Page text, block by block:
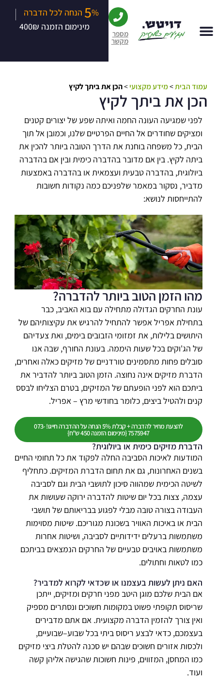
מספר
מקשר
5% הנחה לכל הדברה |
מינימום הזמנה 400₪
עמוד הבית>מידע מקצועי>הכן את ביתך לקיץ
הכן את ביתך לקיץ
לפני שמגיעה העונה החמה ואיתה שפע של יצורים קטנים
ומציקים שחודרים אל החיים הפרטיים שלנו, וכמובן אל תוך
הבית, כל משפחה בוחנת את הדרך הטובה ביותר להכין את
ביתה לקיץ. בין אם מדובר בהדברה כימית ובין אם בהדברה
ביולוגית, בהדברה טבעית ועצמאית או בהדברה באמצעות
מדביר, נסקור במאמר שלפניכם כמה נקודות חשובות
להתייחסות לנושא:
מהו הזמן הטוב ביותר להדברה?
עונת החרקים הגדולה מתחילה עם בוא האביב, כבר
בתחילת אפריל אפשר להתחיל להרגיש את עקיצותיהם של
היתושים בלילות, את זמזומי הזבובים בימים, ואת צעדיהם
של הג'וקים בכל שעות היממה. בעונת החורף, שבה אנו
סובלים פחות מתסמינים טורדניים של מזיקים כאלה ואחרים,
הדברת מזיקים אינה נחוצה. הזמן הטוב ביותר להדביר את
ביתכם הוא לפני הופעתם של המזיקים, בטרם הצליחו לבסס
קנים ולהטיל ביצים, כלומר בחודשי מרץ – אפריל.
להצעת מחיר להדברה + קבלת 5% הנחה על ההדברה חייגו! 073-
7575947 {מינימום הזמנה 450 ש"ח}
הדברת מזיקים כימית או ביולוגית?
המודעות לאיכות הסביבה החלה לפקוד את כל תחומי החיים
בשנים האחרונות, גם את תחום הדברת המזיקים. כתחליף
לשיטה הכימית שמהווה סיכון לתושבי הבית וגם לסביבה
עצמה, צצות בכל יום שיטות להדברה ירוקה שעושות את
העבודה בצורה טובה מבלי לפגוע בבריאותם של תושבי
הבית או באיכות האוויר בשכונת מגוריכם. שיטות מסוימות
משתמשות ברעלים ידידותיים לסביבה, ושיטות אחרות
משתמשות באויבים טבעיים של החרקים הנמצאים בביתכם
כמו לטאות וחתולים.
האם ניתן לעשות בעצמנו או שכדאי לקרוא למדביר?
אם הבית שלכם מוגן היטב מפני חרקים ומזיקים, ייתכן
שריסוס תקופתי פשוט במקומות חשוכים ונסתרים מספיק
ואין צורך להזמין הדברה מקצועית. אם אתם מדבירים
בעצמכם, כדאי לבצע ריסוס ביתי בכל שבוע–שבועיים,
ולכסות אזורים חשוכים שבהם יש סכנה להטלת ביצי מזיקים
כמו המחסן, המזווים, פינות חשוכות שהגישה אליהן קשה
ועוד.